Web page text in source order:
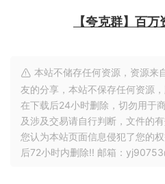
【夸克群】百
本站不储存任何资源，资源来
友的分享，本站不保存任何资源
在下载后24小时删除，切勿用于
及涉及交易请自行判断，文件的
您认为本站页面信息侵犯了您的
后72小时内删除!! 邮箱：